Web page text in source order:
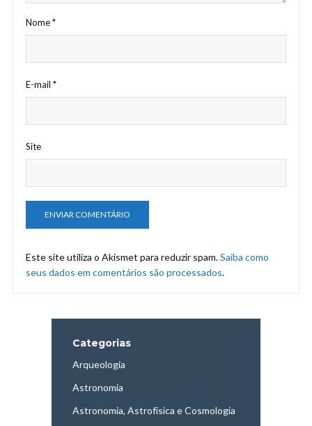
Nome*
E-mail *
Site
Este site utiliza o Akismet para reduzir spam.Saiba como
seus dados em comentários são processados.
Categorias
Arqueologia
Astronomia
Astronomia, Astrofísica e Cosmologia